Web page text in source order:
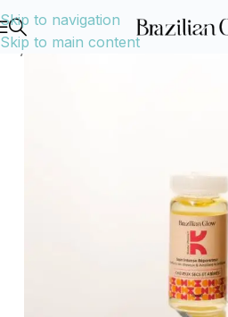
Skip to navigation
Skip to main content
Accueil Shop Soins cheveux